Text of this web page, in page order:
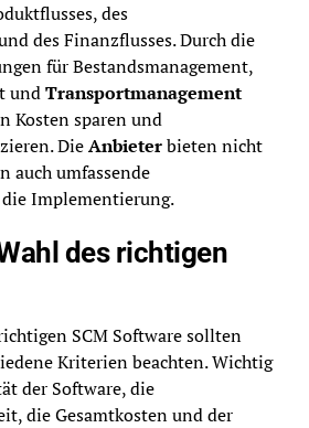
des
des Finanzflusses. Durch die
für Bestandsmanagement,
undTransportmanagement
Kosten sparen und
DieAnbieterbieten nicht
auch umfassende
Implementierung.
des richtigen
SCM Software sollten
Kriterien beachten. Wichtig
der Software, die
die Gesamtkosten und der